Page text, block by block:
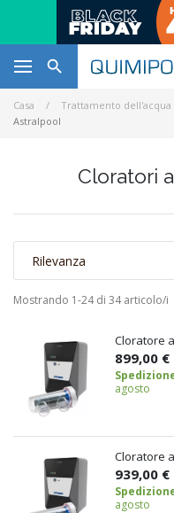

Casa Trattamento dell'acqua
Astralpool
Cloratori
Rilevanza
Mostrando 1-24 di 34 articolo/i
Cloratore
899,00 €
agosto
Cloratore
939,00 €
agosto